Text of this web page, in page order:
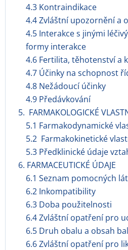
4.3 Kontraindikace
4.4 Zvláštní upozornění a
4.5 Interakce s jinými
formy interakce
4.6 Fertilita, těhotenství a
4.7 Účinky na schopnost
4.8 Nežádoucí účinky
4.9 Předávkování
5. FARMAKOLOGICKÉ
5.1 Farmakodynamické
5.2 Farmakokinetické
5.3 Předklinické údaje
6. FARMACEUTICKÉ ÚDAJE
6.1 Seznam pomocných
6.2 Inkompatibility
6.3 Doba použitelnosti
6.4 Zvláštní opatření pro
6.5 Druh obalu a obsah
6.6 Zvláštní opatření pro